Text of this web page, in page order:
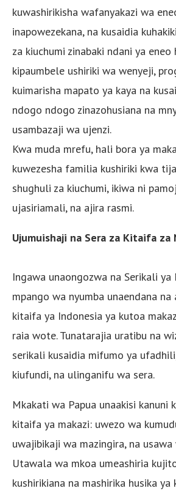
kuwashirikisha wafanyakazi wa
inapowezekana, na kusaidia
za kiuchumi zinabaki ndani ya eneo
kipaumbele ushiriki wa wenyeji,
kuimarisha mapato ya kaya na
ndogo ndogo zinazohusiana na
usambazaji wa ujenzi.
Kwa muda mrefu, hali bora ya
kuwezesha familia kushiriki kwa
shughuli za kiuchumi, ikiwa ni
ujasiriamali, na ajira rasmi.
Ujumuishaji na Sera za Kitaifa za
Ingawa unaongozwa na Serikali ya
mpango wa nyumba unaendana na
kitaifa ya Indonesia ya kutoa
raia wote. Tunatarajia uratibu na
serikali kusaidia mifumo ya
kiufundi, na ulinganifu wa sera.
Mkakati wa Papua unaakisi kanuni
kitaifa ya makazi: uwezo wa
uwajibikaji wa mazingira, na usawa
Utawala wa mkoa umeashiria
kushirikiana na mashirika husika ya